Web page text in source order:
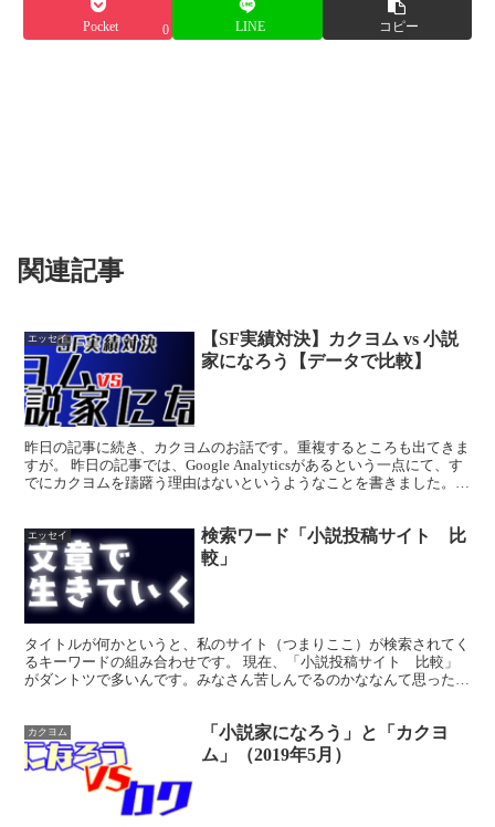
Pocket 0 LINE コピー
関連記事
エッセイ
【SF実績対決】カクヨム vs 小説
家になろう【データで比較】
昨日の記事に続き、カクヨムのお話です。重複するところも出てきま
すが。 昨日の記事では、Google Analyticsがあるという一点にて、す
でにカクヨムを躊躇う理由はないというようなことを書きました。他
エッセイ
検索ワード「小説投稿サイト 比
較」
タイトルが何かというと、私のサイト（つまりここ）が検索されてく
るキーワードの組み合わせです。 現在、「小説投稿サイト 比較」
がダントツで多いんです。みなさん苦しんでるのかななんて思ったり
カクヨム
「小説家になろう」と「カクヨ
ム」（2019年5月）